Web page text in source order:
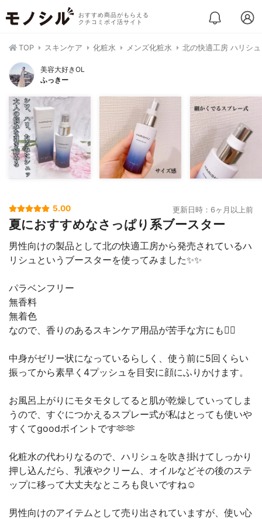
おすすめ商品がもらえる
クチコミポイ活サイト
TOP スキンケア 化粧水 メンズ化粧水 北の快適工房 ハリシュ
美容大好きOL
ふっきー
5.00 更新日時：6ヶ月以上前
夏におすすめなさっぱり系ブースター
男性向けの製品として北の快適工房から発売されているハ
リシュというブースターを使ってみました✨✨
パラベンフリー
無香料
無着色
なので、香りのあるスキンケア用品が苦手な方にも🙆‍♀️
中身がゼリー状になっているらしく、使う前に5回くらい
振ってから素早く4プッシュを目安に顔にふりかけます。
お風呂上がりにモタモタしてると肌が乾燥していってしま
うので、すぐにつかえるスプレー式が私はとっても使いや
すくてgoodポイントです🫶🫶
化粧水の代わりなるので、ハリシュを吹き掛けてしっかり
押し込んだら、乳液やクリーム、オイルなどその後のステ
ップに移って大丈夫なところも良いですね☺️
男性向けのアイテムとして売り出されていますが、使い心